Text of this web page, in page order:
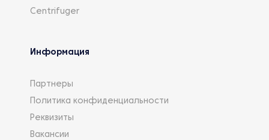
Centrifuger
Информация
Партнеры
Политика конфиденциальности
Реквизиты
Вакансии